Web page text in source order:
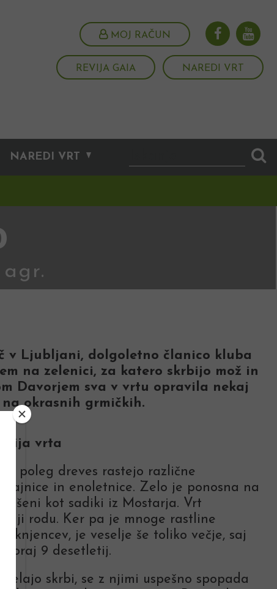
MOJ RAČUN
REVIJA GAIA NAREDI VRT
NAREDI VRT
v Ljubljani, dolgoletno članico kluba
na zelenici, za katero skrbijo mož in
Davorjem sva v vrtu opravila nekaj
okrasnih grmičkih.
vrta
poleg dreves rastejo različne
trajnice in enoletnice. Zelo je ponosna na
kot sadiki iz Mostarja. Vrt
rodu. Ker pa je mnoge rastline
je veselje še toliko večje, saj
9 desetletij.
delajo skrbi, se z njimi uspešno spopada